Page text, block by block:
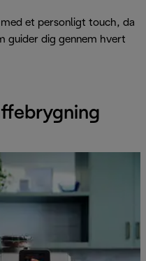
et personligt touch, da
guider dig gennem hvert